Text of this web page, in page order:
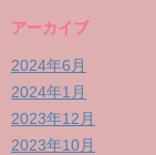
アーカイブ
2024年6月
2024年1月
2023年12月
2023年10月